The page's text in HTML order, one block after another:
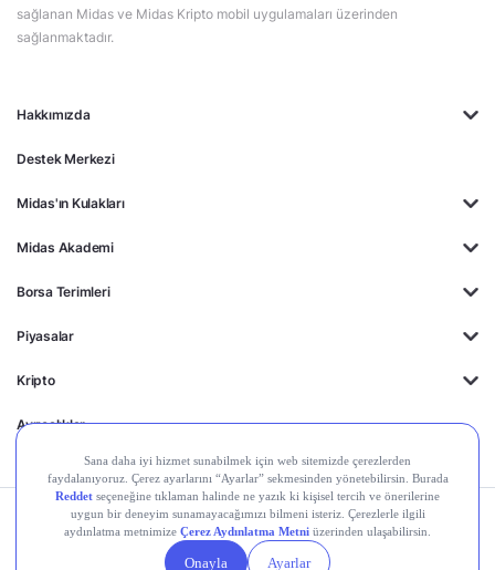
Hakkımızda
Destek Merkezi
Midas'ın Kulakları
Midas Akademi
Borsa Terimleri
Piyasalar
Kripto
Ayrıcalıklar
sağlanan Midas ve Midas Kripto mobil uygulamaları üzerinden
sağlanmaktadır.
Kişisel Verilerin
Gizlilik
Politikası
Yasal
Duyurular
Çerez